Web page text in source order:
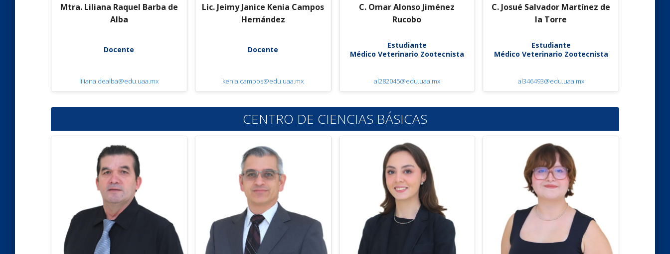
Mtra. Liliana Raquel Barba de
Alba
Docente
liliana.dealba@edu.uaa.mx
Lic. Jeimy Janice Kenia Campos
Hernández
Docente
kenia.campos@edu.uaa.mx
C. Omar Alonso Jiménez
Rucobo
Estudiante
Médico Veterinario Zootecnista
al282045@edu.uaa.mx
C. Josué Salvador Martínez de
la Torre
Estudiante
Médico Veterinario Zootecnista
al346493@edu.uaa.mx
CENTRO DE CIENCIAS BÁSICAS